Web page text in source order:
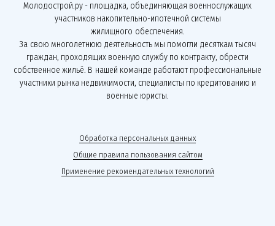
Молодострой.ру - площадка, объединяющая военнослужащих
участников накопительно-ипотечной системы
жилищного обеспечения.
За свою многолетнюю деятельность мы помогли десяткам тысяч
граждан, проходящих военную службу по контракту, обрести
собственное жильё. В нашей команде работают профессиональные
участники рынка недвижимости, специалисты по кредитованию и
военные юристы.
Обработка персональных данных
Общие правила пользования сайтом
Применение рекомендательных технологий